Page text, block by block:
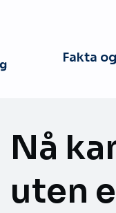
Fakta
Nå
uten